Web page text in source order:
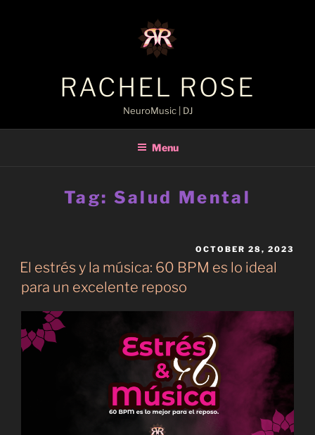
RACHEL ROSE
NeuroMusic | DJ
Menu
Tag: Salud Mental
POSTED
ON
OCTOBER 28, 2023
El estrés y la música: 60 BPM es lo ideal
para un excelente reposo